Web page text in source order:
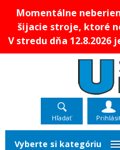
Momentálne
šijacie stroje, ktoré
V stredu dňa
Hľadať
Vyberte si kategóriu